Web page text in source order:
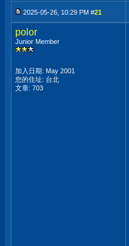
2025-05-26, 10:29 PM #21
polor
Junior Member
加入日期: May 2001
您的住址: 台北
文章: 703